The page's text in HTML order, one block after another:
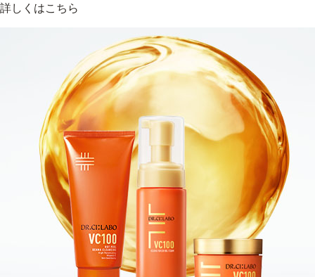
ランキング商品
メイク・ボディ・ヘアケア
キャンペーン情報
通販限定商品
クーポン＆ポイント
詳しくはこちら